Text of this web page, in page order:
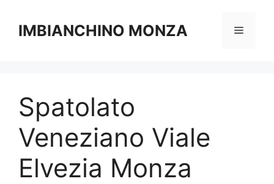
contenuto
IMBIANCHINO MONZA Menu
Spatolato
Veneziano Viale
Elvezia Monza